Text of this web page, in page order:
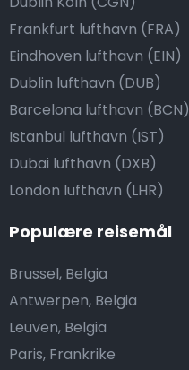
Frankfurt lufthavn (FRA)
Eindhoven lufthavn (EIN)
Dublin lufthavn (DUB)
Barcelona lufthavn (BCN)
Istanbul lufthavn (IST)
Dubai lufthavn (DXB)
London lufthavn (LHR)
Populære reisemål
Brussel, Belgia
Antwerpen, Belgia
Leuven, Belgia
Paris, Frankrike